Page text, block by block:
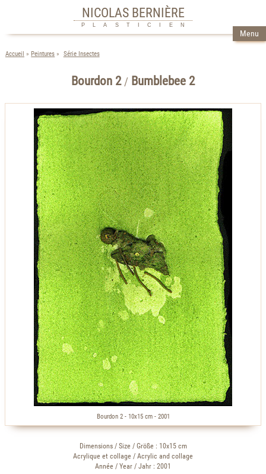
NICOLAS BERNIÈRE
PLASTICIEN
Menu
Accueil Peintures Série Insectes
Bourdon 2/ Bumblebee 2
Bourdon 2 - 10x15 cm - 2001
Dimensions / Size / Größe : 10x15 cm
Acrylique et collage / Acrylic and collage
Année / Year / Jahr : 2001